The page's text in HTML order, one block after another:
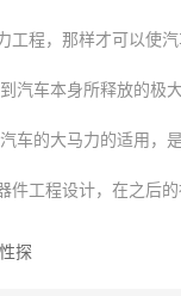
工程，那样才可以使
汽车本身所释放的
车的大马力的适用，
件工程设计，在之后
探